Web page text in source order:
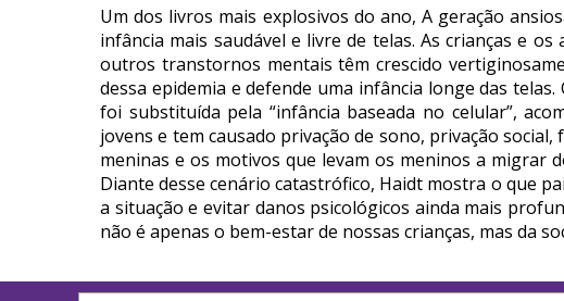
Um dos livros mais explosivos do ano, A geração
infância mais saudável e livre de telas. As crianças e
outros transtornos mentais têm crescido
dessa epidemia e defende uma infância longe das
foi substituída pela “infância baseada no celular”,
jovens e tem causado privação de sono, privação
meninas e os motivos que levam os meninos a migrar
Diante desse cenário catastrófico, Haidt mostra o que
a situação e evitar danos psicológicos ainda mais
não é apenas o bem-estar de nossas crianças, mas da